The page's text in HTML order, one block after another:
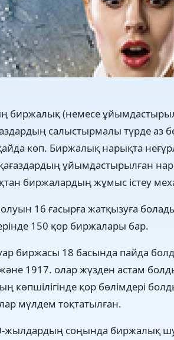
биржалық (немесе
салыстырмалы түрде аз
көп. Биржалық нарықта
ұйымдастырылған
биржалардың жұмыс істеу
16 ғасырға жатқызуға болады.
150 қор биржалары бар.
биржасы 18 басында пайда
1917. олар жүзден астам
көпшілігінде қор бөлімдері
мүлдем тоқтатылған.
жылдардың соңында биржалық